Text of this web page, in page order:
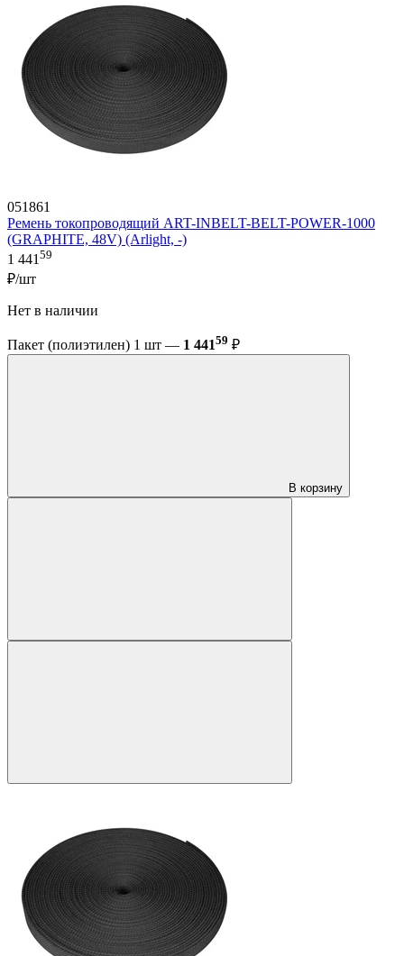
051861
Ремень токопроводящий ART-INBELT-BELT-POWER-1000
(GRAPHITE, 48V) (Arlight, -)
1 44159
₽/шт
Нет в наличии
Пакет (полиэтилен) 1 шт — 1 44159 ₽
В корзину